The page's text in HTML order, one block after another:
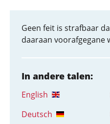
Geen feit is strafbaar
daaraan voorafgegane
In andere talen:
English
Deutsch